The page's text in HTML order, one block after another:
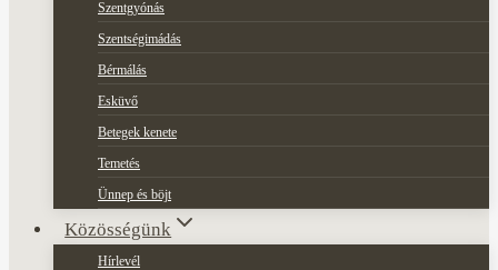
Szentgyónás
Szentségimádás
Bérmálás
Esküvő
Betegek kenete
Temetés
Ünnep és böjt
Közösségünk
Hírlevél